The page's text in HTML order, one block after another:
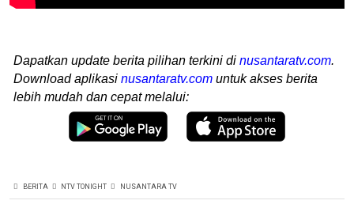
Dapatkan update berita pilihan terkini di nusantaratv.com.
Download aplikasi nusantaratv.com untuk akses berita
lebih mudah dan cepat melalui:
BERITA NTV TONIGHT NUSANTARA TV